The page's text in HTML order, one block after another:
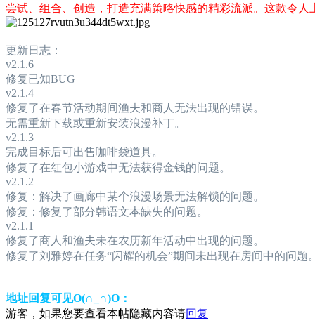
尝试、组合、创造，打造充满策略快感的精彩流派。这款令
更新日志：
v2.1.6
修复已知BUG
v2.1.4
修复了在春节活动期间渔夫和商人无法出现的错误。
无需重新下载或重新安装浪漫补丁。
v2.1.3
完成目标后可出售咖啡袋道具。
修复了在红包小游戏中无法获得金钱的问题。
v2.1.2
修复：解决了画廊中某个浪漫场景无法解锁的问题。
修复：修复了部分韩语文本缺失的问题。
v2.1.1
修复了商人和渔夫未在农历新年活动中出现的问题。
修复了刘雅婷在任务“闪耀的机会”期间未出现在房间中的问题
地址回复可见O(∩_∩)O：
游客，如果您要查看本帖隐藏内容请回复